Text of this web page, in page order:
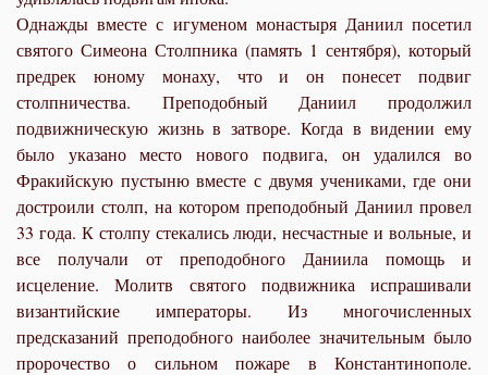
Однажды вместе с игуменом монастыря Даниил посетил
святого Симеона Столпника (память 1 сентября), который
предрек юному монаху, что и он понесет подвиг
столпничества. Преподобный Даниил продолжил
подвижническую жизнь в затворе. Когда в видении ему
было указано место нового подвига, он удалился во
Фракийскую пустыню вместе с двумя учениками, где они
достроили столп, на котором преподобный Даниил провел
33 года. К столпу стекались люди, несчастные и вольные, и
все получали от преподобного Даниила помощь и
исцеление. Молитв святого подвижника испрашивали
византийские императоры. Из многочисленных
предсказаний преподобного наиболее значительным было
пророчество о сильном пожаре в Константинополе.